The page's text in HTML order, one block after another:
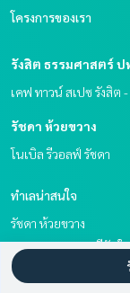
โครงการของเรา
รังสิต ธรรมศาสตร์ ป
เคฟ ทาวน์ สเปซ รังสิต
รัชดา ห้วยขวาง
โนเบิล รีวอลฟ์ รัชดา
ทำเลน่าสนใจ
รัชดา ห้วยขวาง
พระราม 9 เพชรบุรีตัดใ
รังสิต ธรรมศาสตร์ ปทุม